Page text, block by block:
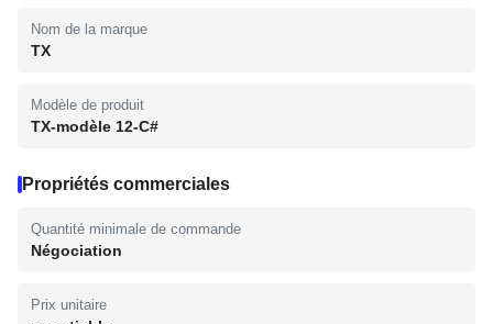
Nom de la marque
TX
Modèle de produit
TX-modèle 12-C#
Propriétés commerciales
Quantité minimale de commande
Négociation
Prix unitaire